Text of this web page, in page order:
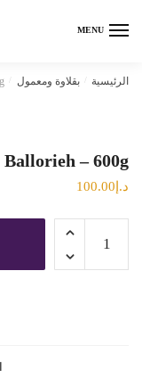
MENU
الرئيسية بقلاوة ومعمول
– 600g
د.إ 100.00
White
Ballorieh